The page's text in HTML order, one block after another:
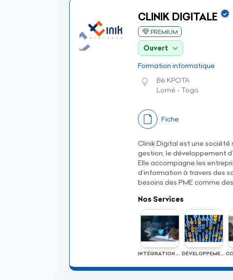
CLINIK DIGITALE
PREMIUM
Ouvert
Formation informatique
Bè KPOTA
Lomé - Togo
Fiche
Clinik Digital est une société
gestion, le développement
Elle accompagne les
d’information à travers des
besoins des PME comme
Nos Services
INTÉGRATION DE SOLUTIONS DE GESTION DÉVELOPPEMENT D’APPLICATIONS